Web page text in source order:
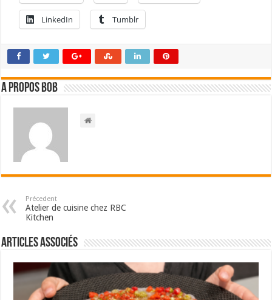
LinkedIn Tumblr
A propos bOb
Précedent
Atelier de cuisine chez RBC
Kitchen
Articles associés